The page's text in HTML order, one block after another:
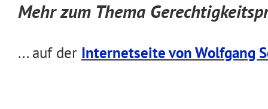
Mehr zum Thema
... auf der Internetseite von Wolfgang